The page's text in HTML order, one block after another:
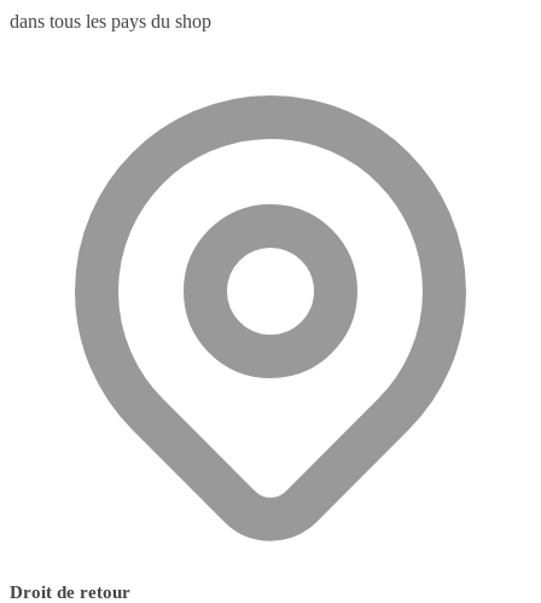
dans tous les pays du shop
Droit de retour